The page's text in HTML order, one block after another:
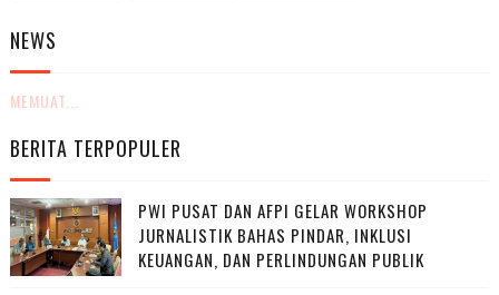
NEWS
MEMUAT...
BERITA TERPOPULER
PWI PUSAT DAN AFPI GELAR WORKSHOP
JURNALISTIK BAHAS PINDAR, INKLUSI
KEUANGAN, DAN PERLINDUNGAN PUBLIK